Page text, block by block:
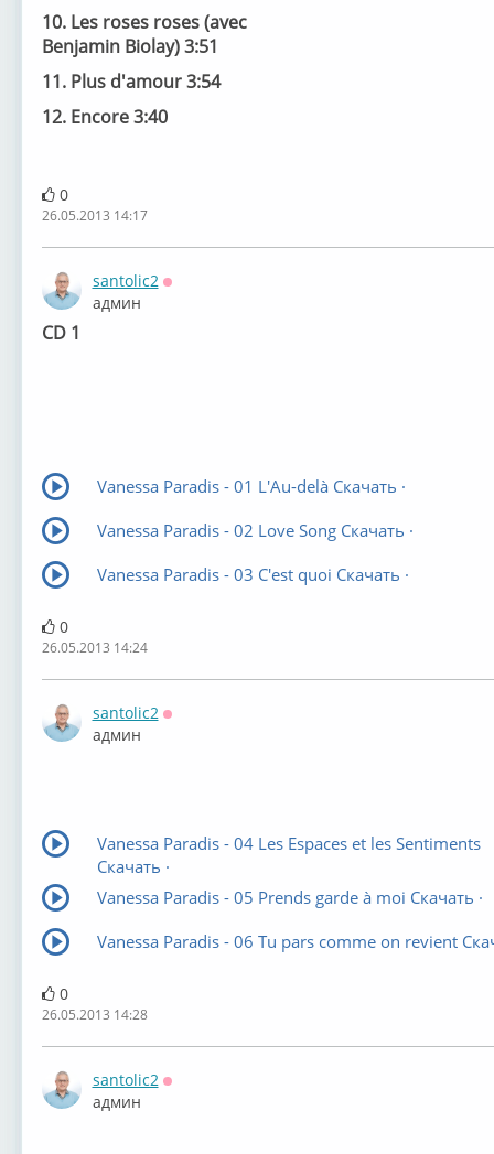
10. Les roses roses (avec
Benjamin Biolay) 3:51
11. Plus d'amour 3:54
12. Encore 3:40
0
26.05.2013 14:17
santolic2
админ
CD 1
Vanessa Paradis - 01 L'Au-delà Скачать ·
Vanessa Paradis - 02 Love Song Скачать ·
Vanessa Paradis - 03 C'est quoi Скачать ·
0
26.05.2013 14:24
santolic2
админ
Vanessa Paradis - 04 Les Espaces et les Sentiments
Скачать ·
Vanessa Paradis - 05 Prends garde à moi Скачать ·
Vanessa Paradis - 06 Tu pars comme on revient
0
26.05.2013 14:28
santolic2
админ